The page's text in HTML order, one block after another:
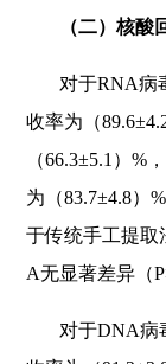
（二）核酸
对于RNA病
收率为（
（66.3±5.1）%
为（83.7±4.8）
于传统手工提取
A无显著差异（
对于DNA病